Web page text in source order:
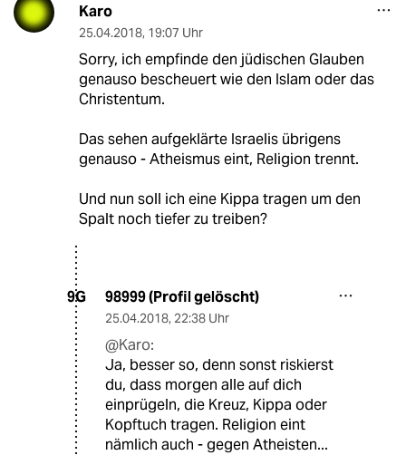
Karo
25.04.2018, 19:07 Uhr
Sorry, ich empfinde den jüdischen Glauben
genauso bescheuert wie den Islam oder das
Christentum.
Das sehen aufgeklärte Israelis übrigens
genauso - Atheismus eint, Religion trennt.
Und nun soll ich eine Kippa tragen um den
Spalt noch tiefer zu treiben?
9G 98999 (Profil gelöscht)
25.04.2018, 22:38 Uhr
@Karo:
Ja, besser so, denn sonst riskierst
du, dass morgen alle auf dich
einprügeln, die Kreuz, Kippa oder
Kopftuch tragen. Religion eint
nämlich auch - gegen Atheisten...